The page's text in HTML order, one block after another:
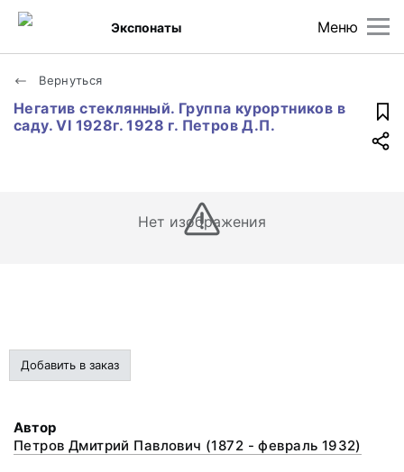
Меню
Экспонаты
Вернуться
Негатив стеклянный. Группа курортников в
саду. VI 1928г. 1928 г. Петров Д.П.
Нет изображения
Добавить в заказ
Автор
Петров Дмитрий Павлович (1872 - февраль 1932)